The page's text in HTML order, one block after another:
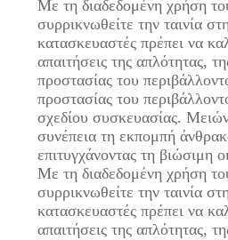
Με τη διαδεδομένη χρήση
συρρικνωθείτε την ταινία
κατασκευαστές πρέπει να
απαιτήσεις της απλότητας,
προστασίας του
προστασίας του
σχεδίου συσκευασίας.
συνέπεια τη εκπομπή
επιτυγχάνοντας τη βιώσιμη
Με τη διαδεδομένη χρήση
συρρικνωθείτε την ταινία
κατασκευαστές πρέπει να
απαιτήσεις της απλότητας,